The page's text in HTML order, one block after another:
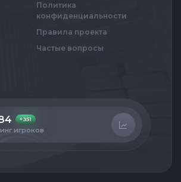
Политика
конфиденциальности
Правила проекта
Частые вопросы
+351
игроков